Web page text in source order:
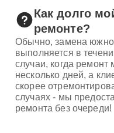
Как долго
ремонте?
Обычно, замена
выполняется в
случаи, когда ремонт
несколько дней, а
скорее
случаях - мы
ремонта без очереди!